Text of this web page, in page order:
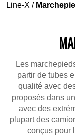
Line-X /
Les
partir de tubes
qualité avec
proposés dans
avec des
plupart des
conçus pour